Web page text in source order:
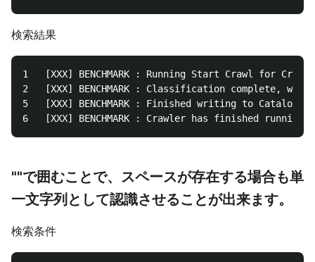
検索結果
1	[XXX] BENCHMARK : Running Start Crawl for Crawler TestCrawler2
2	[XXX] BENCHMARK : Classification complete, writing results to database mygluedatabase
5	[XXX] BENCHMARK : Finished writing to Catalog
""で囲むことで、スペースが存在する場合も単
一文字列として認識させることが出来ます。
検索条件